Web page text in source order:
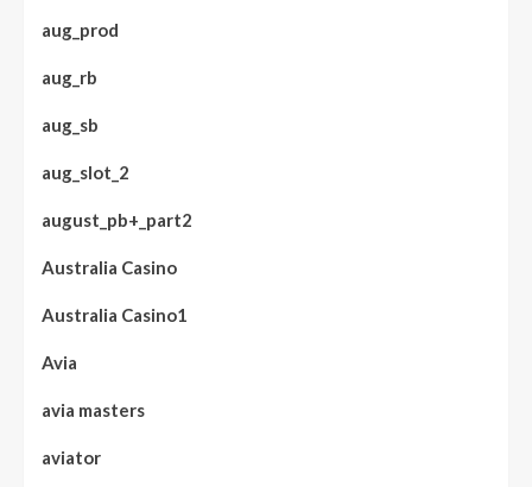
aug_prod
aug_rb
aug_sb
aug_slot_2
august_pb+_part2
Australia Casino
Australia Casino1
Avia
avia masters
aviator